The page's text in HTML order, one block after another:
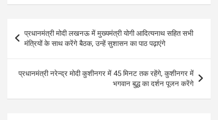
ce
o
o
k
tt
er
at
A
p
p
ar
e
navigation
प्रधानमंत्री मोदी लखनऊ में मुख्यमंत्री योगी आदित्यनाथ सहित सभी
मंत्रियों के साथ करेंगे बैठक, उन्हें सुशासन का पाठ पढ़ाएंगे
प्रधानमंत्री नरेन्द्र मोदी कुशीनगर में 45 मिनट तक रहेंगे, कुशीनगर में
भगवान बुद्ध का दर्शन पूजन करेंगे